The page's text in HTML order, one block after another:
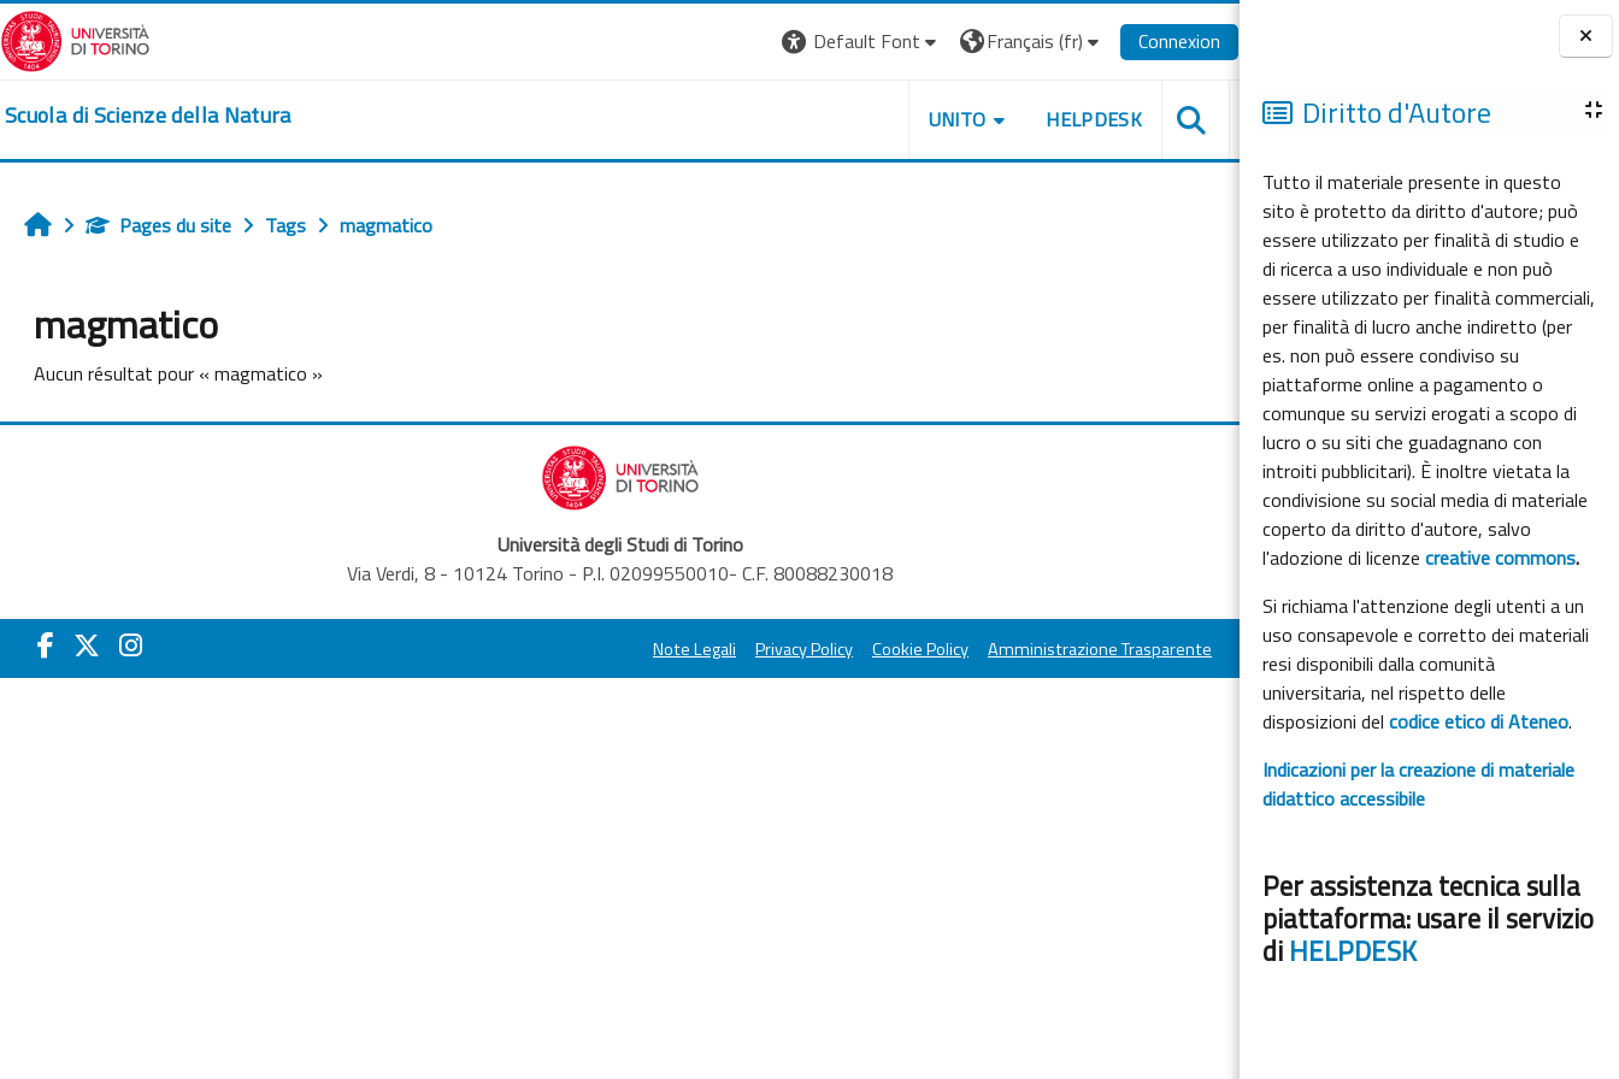
Passer au contenu principal
BlocsDiritto d'Autore
Tutto il materiale presente in questo
sito è protetto da diritto d'autore; può
essere utilizzato per finalità di studio e
di ricerca a uso individuale e non può
essere utilizzato per finalità commerciali,
per finalità di lucro anche indiretto (per
es. non può essere condiviso su
piattaforme online a pagamento o
comunque su servizi erogati a scopo di
lucro o su siti che guadagnano con
introiti pubblicitari). È inoltre vietata la
condivisione su social media di materiale
coperto da diritto d'autore, salvo
l'adozione di licenzecreative commons.
Si richiama l'attenzione degli utenti a un
uso consapevole e corretto dei materiali
resi disponibili dalla comunità
universitaria, nel rispetto delle
disposizioni delcodice etico di Ateneo.
Indicazioni per la creazione di materiale
didattico accessibile
Per assistenza tecnica sulla
piattaforma: usare il servizio
di HELPDESK
Default Font Français ‎(fr)‎ Connexion
Scuola di Scienze della Natura UNITO HELPDESK
AccueilPages du site Tags magmatico
magmatico
Aucun résultat pour « magmatico »
Università degli Studi di Torino
Via Verdi, 8 - 10124 Torino - P.I. 02099550010- C.F. 80088230018
Note Legali Privacy Policy Cookie Policy Amministrazione Trasparente